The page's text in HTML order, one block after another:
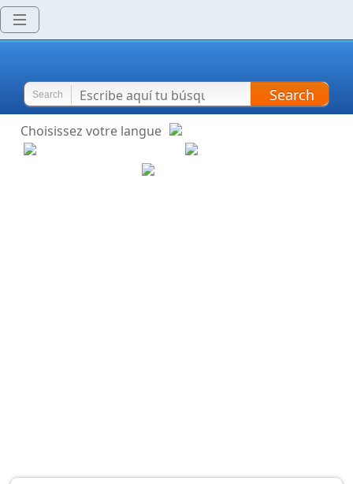
Search Search
Choisissez votre langue